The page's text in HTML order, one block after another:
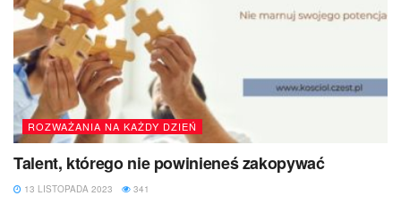
ROZWAŻANIA NA KAŻDY DZIEŃ
Talent, którego nie powinieneś zakopywać
13 LISTOPADA 2023 341